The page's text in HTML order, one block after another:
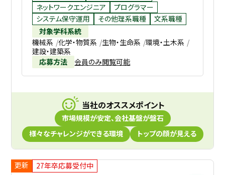
ネットワークエンジニア
プログラマー
システム保守運用
その他理系職種
文系職種
対象学科系統
機械系 化学・物質系 生物・生命系 環境・土木系
建設・建築系
応募方法
会員のみ閲覧可能
当社のオススメポイント
市場規模が安定、会社基盤が盤石
様々なチャレンジができる環境
トップの顔が見える
更新
27年卒応募受付中